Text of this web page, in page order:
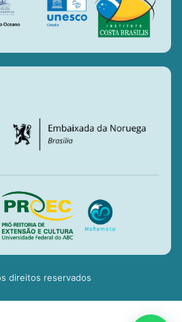
direitos reservados